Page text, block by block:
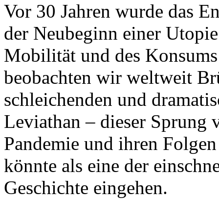
Vor 30 Jahren wurde das
der Neubeginn einer
Mobilität und des
beobachten wir weltweit
schleichenden und
Leviathan – dieser Sprung
Pandemie und ihren
könnte als eine der
Geschichte eingehen.